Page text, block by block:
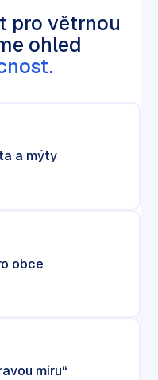
pro větrnou
ohled
a mýty
obce
míru“